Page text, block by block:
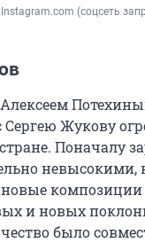
(соцсеть
Сергею Жукову
Поначалу
невысокими,
и новых
было